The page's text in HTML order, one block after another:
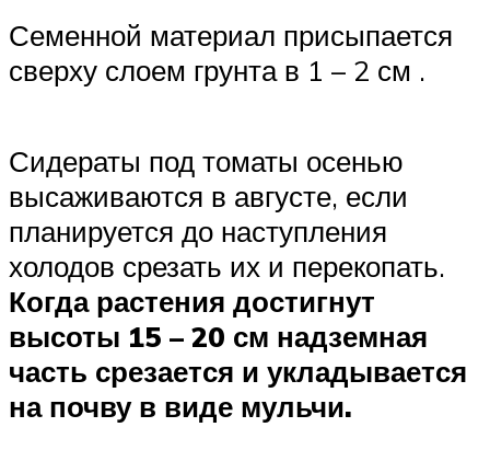
Семенной материал присыпается
сверху слоем грунта в 1 – 2 см .
Сидераты под томаты осенью
высаживаются в августе, если
планируется до наступления
холодов срезать их и перекопать.
Когда растения достигнут
высоты 15 – 20 см надземная
часть срезается и укладывается
на почву в виде мульчи.